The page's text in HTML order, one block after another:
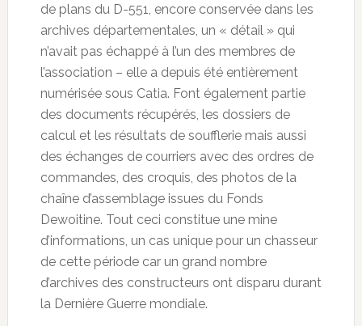
de plans du D-551, encore conservée dans les
archives départementales, un « détail » qui
n’avait pas échappé à l’un des membres de
l’association – elle a depuis été entièrement
numérisée sous Catia. Font également partie
des documents récupérés, les dossiers de
calcul et les résultats de soufflerie mais aussi
des échanges de courriers avec des ordres de
commandes, des croquis, des photos de la
chaîne d’assemblage issues du Fonds
Dewoitine. Tout ceci constitue une mine
d’informations, un cas unique pour un chasseur
de cette période car un grand nombre
d’archives des constructeurs ont disparu durant
la Dernière Guerre mondiale.